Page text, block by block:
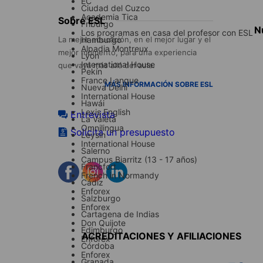
Ciudad del Cuzco
Friburgo
Hamburgo
Lyon
Pekín
Nueva Delhi
Hawái
La Valeta
Leysin
Salerno
Francfort
Cádiz
Salzburgo
Cartagena de Indias
Edimburgo
Córdoba
Academia Tica
Los programas en casa del profesor con ESL
Alpadia Montreux
International House
France Langue
International House
Lexis English
Omnilingua
International House
Campus Biarritz (13 - 17 años)
French in Normandy
Enforex
Enforex
Don Quijote
Enforex
Enforex
Sobre ESL
La mejor educación, en el mejor lugar y el
mejor momento, para una experiencia
que vaya más allá del aula.
MÁS INFORMACIÓN SOBRE ESL
Entrevista
Solicita un presupuesto
menu
Accreditations
menu
ACREDITACIONES Y AFILIACIONES